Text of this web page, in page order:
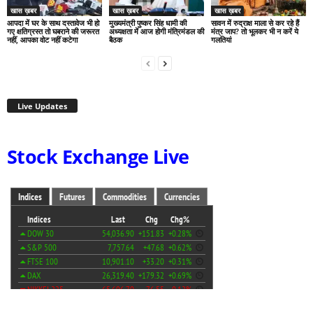
खास ख़बर
आपदा में घर के साथ दस्तावेज भी हो
गए क्षतिग्रस्त तो घबराने की जरूरत
नहीं, आपका वोट नहीं कटेगा
खास ख़बर
मुख्यमंत्री पुष्कर सिंह धामी की
अध्यक्षता में आज होगी मंत्रिमंडल की
बैठक
खास ख़बर
सावन में रुद्राक्ष माला से कर रहे हैं
मंत्र जाप? तो भूलकर भी न करें ये
गलतियां
Live Updates
Stock Exchange Live